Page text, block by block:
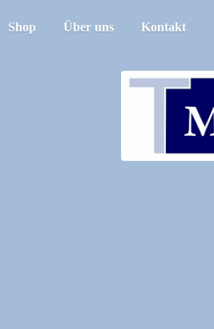
Shop Über uns Kontakt